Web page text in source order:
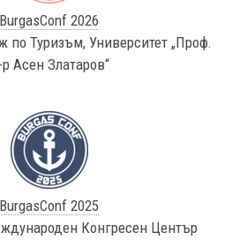
BurgasConf 2026
по Туризъм, Университет „Проф.
Асен Златаров“
BurgasConf 2025
Конгресен Център